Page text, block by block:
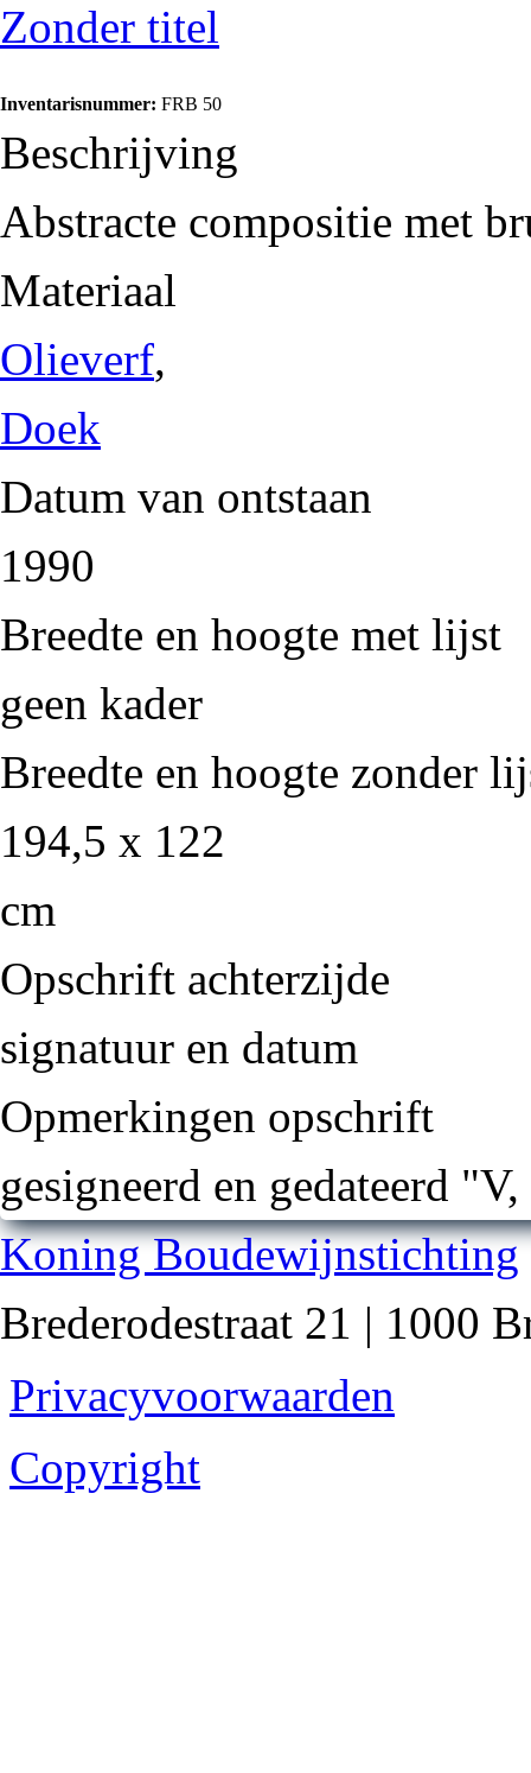
Zonder titel
Inventarisnummer: FRB 50
Beschrijving
Abstracte compositie met
Materiaal
Olieverf,
Doek
Datum van ontstaan
1990
Breedte en hoogte met lijst
geen kader
Breedte en hoogte zonder
194,5 x 122
cm
Opschrift achterzijde
signatuur en datum
Opmerkingen opschrift
gesigneerd en gedateerd
Koning Boudewijnstichting
Brederodestraat 21 | 1000
Privacyvoorwaarden
Copyright